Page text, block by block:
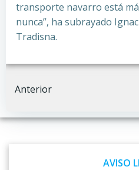
transporte navarro está
nunca”, ha subrayado
Tradisna.
Navegación
por
Anterior
AVISO